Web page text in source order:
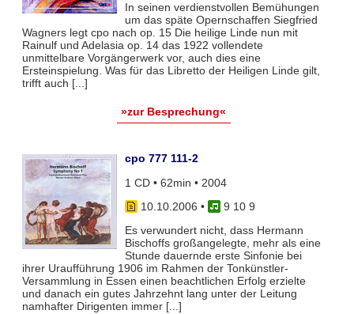
In seinen verdienstvollen Bemühungen
um das späte Opernschaffen Siegfried
Wagners legt cpo nach op. 15 Die heilige Linde nun mit
Rainulf und Adelasia op. 14 das 1922 vollendete
unmittelbare Vorgängerwerk vor, auch dies eine
Ersteinspielung. Was für das Libretto der Heiligen Linde gilt,
trifft auch [...]
»zur Besprechung«
cpo 777 111-2
1 CD • 62min • 2004
10.10.2006 •
9 10 9
Es verwundert nicht, dass Hermann
Bischoffs großangelegte, mehr als eine
Stunde dauernde erste Sinfonie bei
ihrer Uraufführung 1906 im Rahmen der Tonkünstler-
Versammlung in Essen einen beachtlichen Erfolg erzielte
und danach ein gutes Jahrzehnt lang unter der Leitung
namhafter Dirigenten immer [...]